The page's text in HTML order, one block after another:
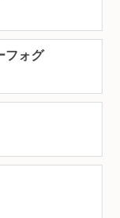
フォグ